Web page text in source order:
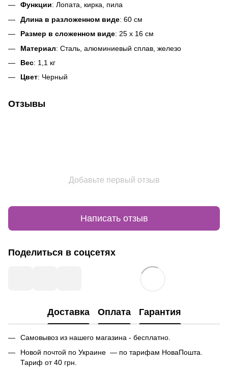
Функции: Лопата, кирка, пила
Длина в разложенном виде: 60 см
Размер в сложенном виде: 25 х 16 см
Материал: Сталь, алюминиевый сплав, железо
Вес: 1,1 кг
Цвет: Черный
Отзывы
Добавьте первый отзыв
Написать отзыв
Поделиться в соцсетях
Доставка Оплата Гарантия
Самовывоз из нашего магазина - бесплатно.
Новой почтой по Украине — по тарифам НоваПошта.
Тариф от 40 грн.